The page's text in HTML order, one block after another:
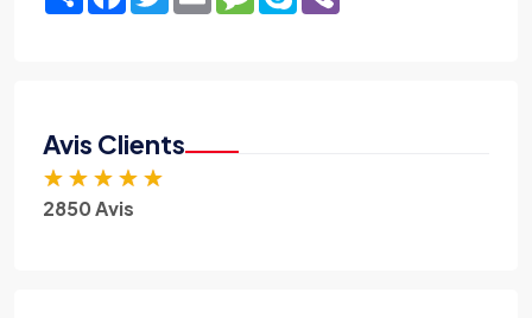
Avis Clients
★ ★ ★ ★ ★
2850 Avis